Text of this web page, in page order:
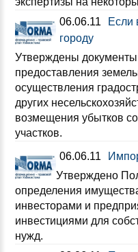
06.06.11
Если
городу
Утверждены
предоставления
осуществления
других
возмещения убытков
участков.
06.06.11
Утверждено
определения
инвесторами и
инвестициями для
нужд.